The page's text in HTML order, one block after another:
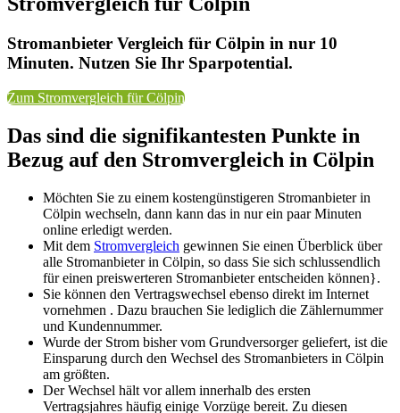
Stromanbieter Vergleich für Cölpin in nur 10
Minuten. Nutzen Sie Ihr Sparpotential.
Zum Stromvergleich für Cölpin
Das sind die signifikantesten Punkte in
Bezug auf den Stromvergleich in Cölpin
Möchten Sie zu einem kostengünstigeren Stromanbieter in
Cölpin wechseln, dann kann das in nur ein paar Minuten
online erledigt werden.
Mit dem Stromvergleich gewinnen Sie einen Überblick über
alle Stromanbieter in Cölpin, so dass Sie sich schlussendlich
für einen preiswerteren Stromanbieter entscheiden können}.
Sie können den Vertragswechsel ebenso direkt im Internet
vornehmen . Dazu brauchen Sie lediglich die Zählernummer
und Kundennummer.
Wurde der Strom bisher vom Grundversorger geliefert, ist die
Einsparung durch den Wechsel des Stromanbieters in Cölpin
am größten.
Der Wechsel hält vor allem innerhalb des ersten
Vertragsjahres häufig einige Vorzüge bereit. Zu diesen